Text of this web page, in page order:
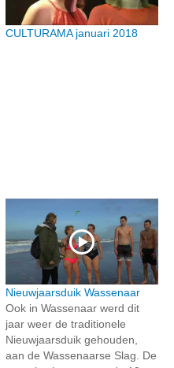
CULTURAMA januari 2018
Nieuwjaarsduik Wassenaar
Ook in Wassenaar werd dit
jaar weer de traditionele
Nieuwjaarsduik gehouden,
aan de Wassenaarse Slag. De